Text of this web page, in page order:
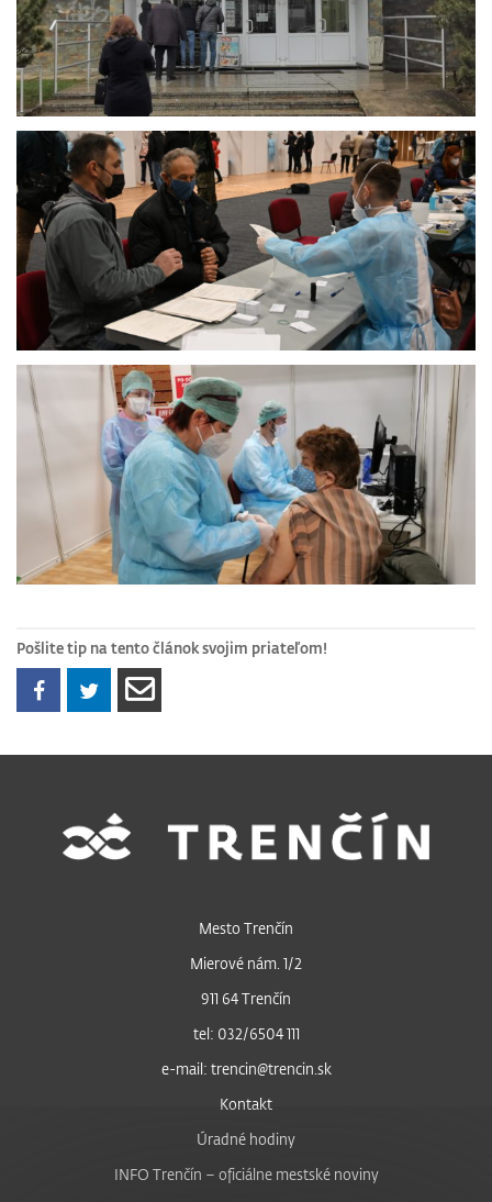
Pošlite tip na tento článok svojim priateľom!
Mesto Trenčín
Mierové nám. 1/2
911 64 Trenčín
tel: 032/6504 111
e-mail: trencin@trencin.sk
Kontakt
Úradné hodiny
INFO Trenčín – oficiálne mestské noviny